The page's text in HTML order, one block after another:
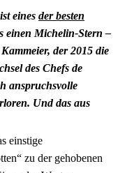
ist eines der besten
einen Michelin-Stern –
der 2015 die
des Chefs de
anspruchsvolle
Und das aus
einstige
zu der gehobenen